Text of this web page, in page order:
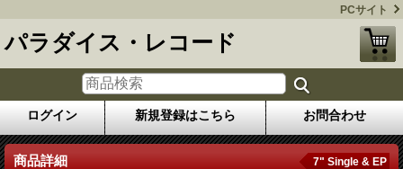
PCサイト
パラダイス・レコード
ログイン 新規登録はこちら お問合わせ
商品詳細 7" Single & EP